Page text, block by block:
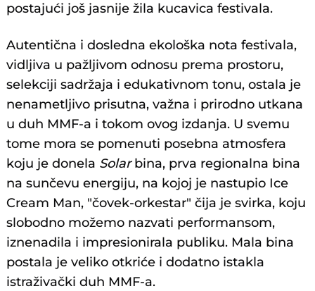
postajući još jasnije žila kucavica festivala.
Autentična i dosledna ekološka nota festivala,
vidljiva u pažljivom odnosu prema prostoru,
selekciji sadržaja i edukativnom tonu, ostala je
nenametljivo prisutna, važna i prirodno utkana
u duh MMF-a i tokom ovog izdanja. U svemu
tome mora se pomenuti posebna atmosfera
koju je donela Solarbina, prva regionalna bina
na sunčevu energiju, na kojoj je nastupio Ice
Cream Man, "čovek-orkestar" čija je svirka, koju
slobodno možemo nazvati performansom,
iznenadila i impresionirala publiku. Mala bina
postala je veliko otkriće i dodatno istakla
istraživački duh MMF-a.